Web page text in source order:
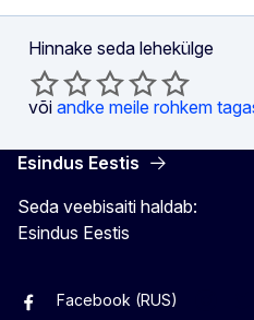
Hinnake seda lehekülge
või andke meile rohkem
Esindus Eestis
Seda veebisaiti haldab:
Esindus Eestis
Facebook (EST)
Facebook (RUS)